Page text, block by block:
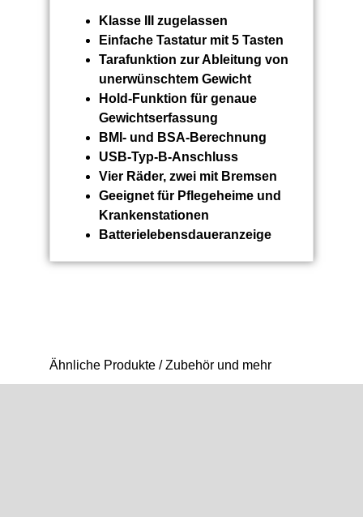
Klasse III zugelassen
Einfache Tastatur mit 5 Tasten
Tarafunktion zur Ableitung von
unerwünschtem Gewicht
Hold-Funktion für genaue
Gewichtserfassung
BMI- und BSA-Berechnung
USB-Typ-B-Anschluss
Vier Räder, zwei mit Bremsen
Geeignet für Pflegeheime und
Krankenstationen
Batterielebensdaueranzeige
Ähnliche Produkte / Zubehör und mehr